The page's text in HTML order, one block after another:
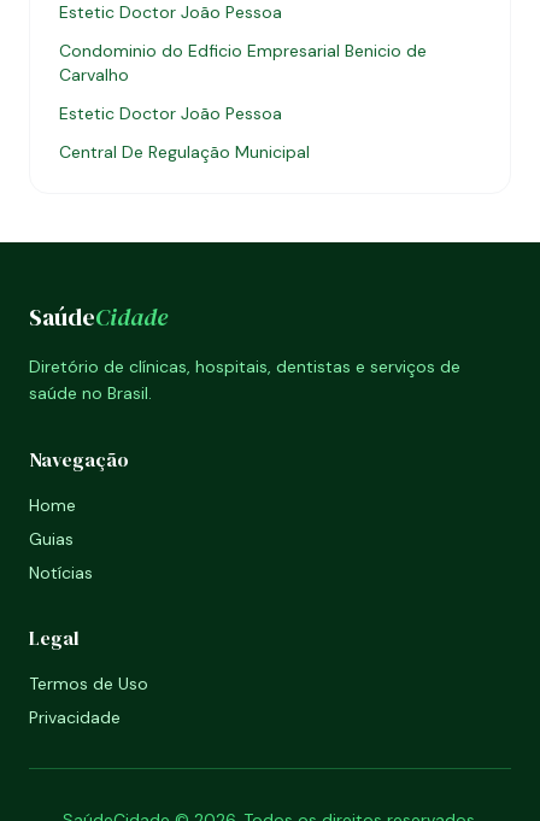
Estetic Doctor João Pessoa
Condominio do Edficio Empresarial Benicio de
Carvalho
Estetic Doctor João Pessoa
Central De Regulação Municipal
SaúdeCidade
Diretório de clínicas, hospitais, dentistas e serviços de
saúde no Brasil.
Navegação
Home
Guias
Notícias
Legal
Termos de Uso
Privacidade